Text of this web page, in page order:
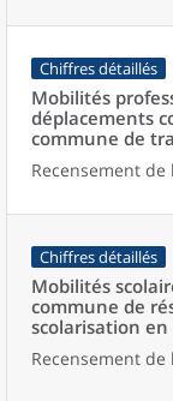
Chiffres détaillés
Mobilités
déplacements
commune de
Recensement
Chiffres détaillés
Mobilités
commune de
scolarisation en
Recensement